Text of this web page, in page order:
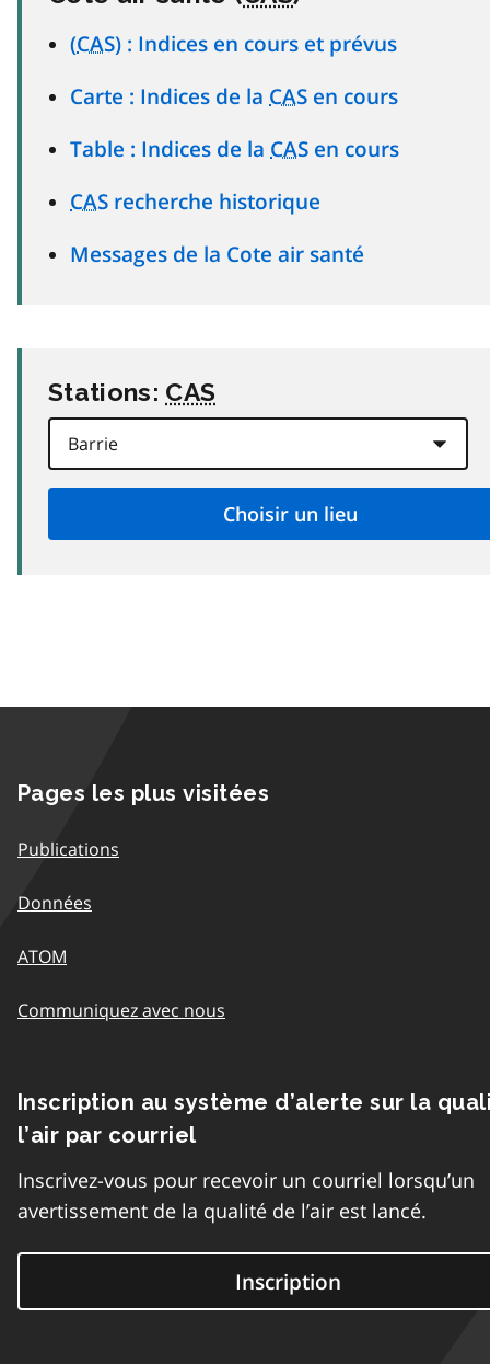
(CAS) : Indices en cours et prévus
Carte : Indices de la CAS en cours
Table : Indices de la CAS en cours
CAS recherche historique
Messages de la Cote air santé
Stations: CAS
Pages les plus visitées
Publications
Données
ATOM
Communiquez avec nous
Inscription au système d’alerte sur la
l’air par courriel
Inscrivez-vous pour recevoir un courriel lorsqu’un
avertissement de la qualité de l’air est lancé.
Inscription